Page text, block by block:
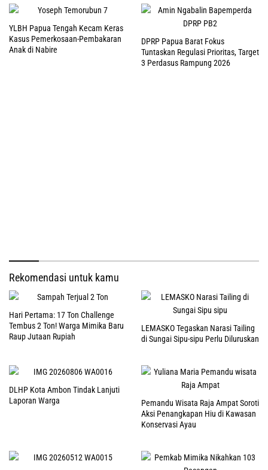
YLBH Papua Tengah Kecam Keras
Kasus Pemerkosaan-Pembakaran
Anak di Nabire
DPRP Papua Barat Fokus
Tuntaskan Regulasi Prioritas, Target
3 Perdasus Rampung 2026
Rekomendasi untuk kamu
Hari Pertama: 17 Ton Challenge
Tembus 2 Ton! Warga Mimika Baru
Raup Jutaan Rupiah
LEMASKO Tegaskan Narasi Tailing
di Sungai Sipu-sipu Perlu Diluruskan
DLHP Kota Ambon Tindak Lanjuti
Laporan Warga
Pemandu Wisata Raja Ampat Soroti
Aksi Penangkapan Hiu di Kawasan
Konservasi Ayau